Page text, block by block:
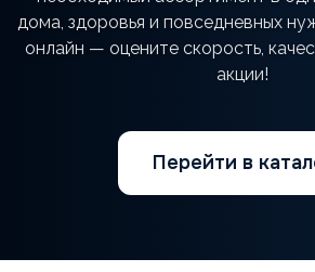
дома, здоровья и повседневных
онлайн — оцените скорость,
акции!
Перейти в